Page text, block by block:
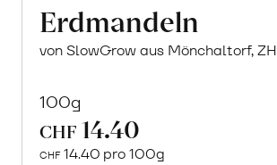
Erdmandeln
von SlowGrow aus Mönchaltorf, ZH
100g
CHF 14.40
CHF 14.40 pro 100g